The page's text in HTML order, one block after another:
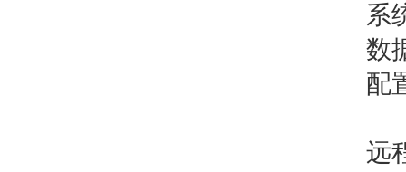
系
数
配
远